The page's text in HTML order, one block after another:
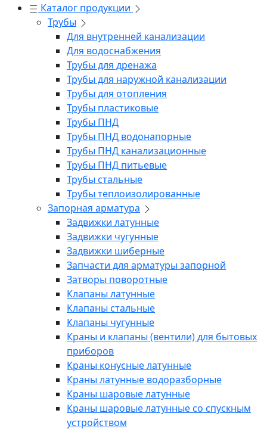
Каталог продукции
Трубы
Для внутренней канализации
Для водоснабжения
Трубы для дренажа
Трубы для наружной канализации
Трубы для отопления
Трубы пластиковые
Трубы ПНД
Трубы ПНД водонапорные
Трубы ПНД канализационные
Трубы ПНД питьевые
Трубы стальные
Трубы теплоизолированные
Запорная арматура
Задвижки латунные
Задвижки чугунные
Задвижки шиберные
Запчасти для арматуры запорной
Затворы поворотные
Клапаны латунные
Клапаны стальные
Клапаны чугунные
Краны и клапаны (вентили) для бытовых
приборов
Краны конусные латунные
Краны латунные водоразборные
Краны шаровые латунные
Краны шаровые латунные со спускным
устройством